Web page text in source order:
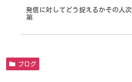
発信に対してどう捉えるかその人次
第
ブログ